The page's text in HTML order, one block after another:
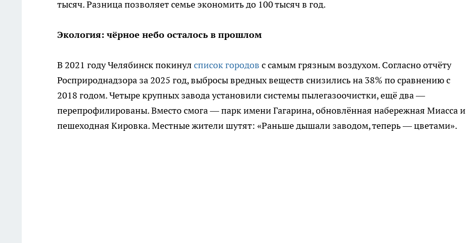
тысяч. Разница позволяет семье экономить до 100 тысяч в год.
Экология: чёрное небо осталось в прошлом
В 2021 году Челябинск покинул список городов с самым грязным воздухом. Согласно отчёту
Росприроднадзора за 2025 год, выбросы вредных веществ снизились на 38% по сравнению с
2018 годом. Четыре крупных завода установили системы пылегазоочистки, ещё два —
перепрофилированы. Вместо смога — парк имени Гагарина, обновлённая набережная Миасса и
пешеходная Кировка. Местные жители шутят: «Раньше дышали заводом, теперь — цветами».